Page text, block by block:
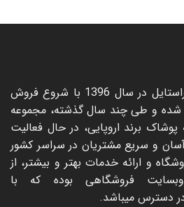
اولین فعالیت فروشگاه اناراستایل در سال 1396 با شروع فروش
شده و طی چند سال گذشته، مجموعه
برند اروپایی، در حال فعالیت
و سریع مشتریان در سراسر کشور
و ارائه خدمات بهتر و بیشتر، از
فروشگاهی بوده که با
دسترس میباشد.